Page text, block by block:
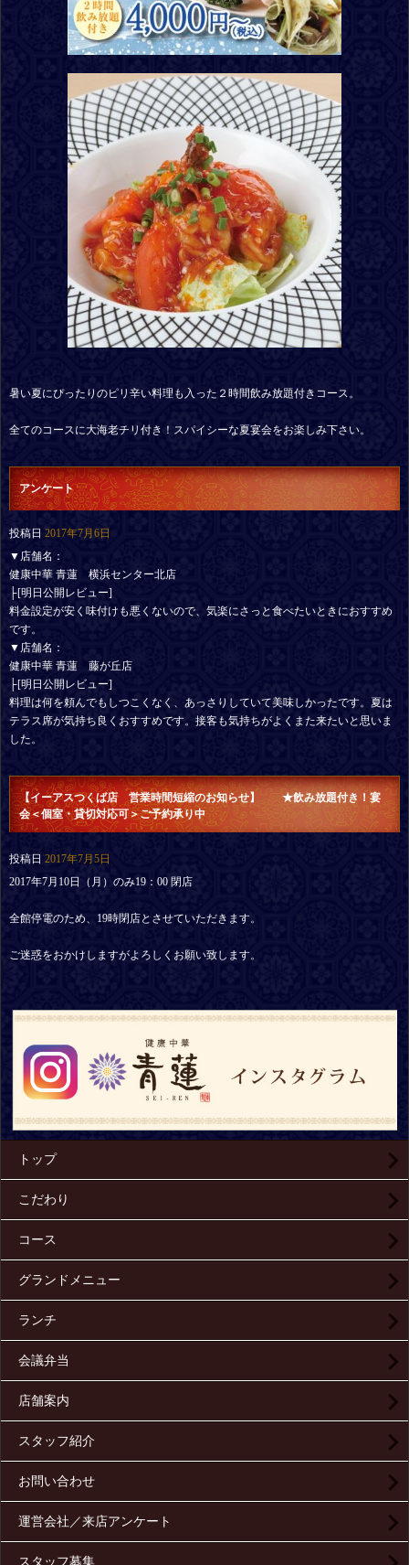
暑い夏にぴったりのピリ辛い料理も入った２時間飲み放題付きコース。
全てのコースに大海老チリ付き！スパイシーな夏宴会をお楽しみ下さい。
アンケート
投稿日 2017年7月6日
▼店舗名：
健康中華 青蓮 横浜センター北店
├[明日公開レビュー]
料金設定が安く味付けも悪くないので、気楽にさっと食べたいときにおすすめ
です。
▼店舗名：
健康中華 青蓮 藤が丘店
├[明日公開レビュー]
料理は何を頼んでもしつこくなく、あっさりしていて美味しかったです。夏は
テラス席が気持ち良くおすすめです。接客も気持ちがよくまた来たいと思いま
した。
【イーアスつくば店 営業時間短縮のお知らせ】 ★飲み放題付き！宴
会＜個室・貸切対応可＞ご予約承り中
投稿日 2017年7月5日
2017年7月10日（月）のみ19：00 閉店
全館停電のため、19時閉店とさせていただきます。
ご迷惑をおかけしますがよろしくお願い致します。
トップ
こだわり
コース
グランドメニュー
ランチ
会議弁当
店舗案内
スタッフ紹介
お問い合わせ
運営会社／来店アンケート
スタッフ募集